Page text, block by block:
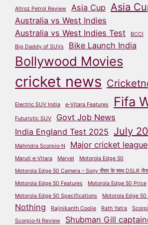
Altroz Petrol Review Asia Cup Asia
Australia vs West Indies
Australia vs West Indies Test
BCCI
Big Daddy of SUVs
Bike Launch India
Bollywood Movies
cricket news
Electric SUV India e‑Vitara Features Fifa
Futuristic SUV
Govt Job News
India England Test 2025 July
Mahindra Scorpio‑N Major cricket league
Maruti e‑Vitara
Marvel
Motorola Edge 50
Motorola Edge 50 Camera – Sony सेंसर के साथ DSLR
Motorola Edge 50 Features
Motorola Edge 50 Price
Motorola Edge 50 Specifications
Motorola Edge 50
Nothing Rajinikanth Coolie Rath Yatra
Scorpio‑N Review
Shubman Gill